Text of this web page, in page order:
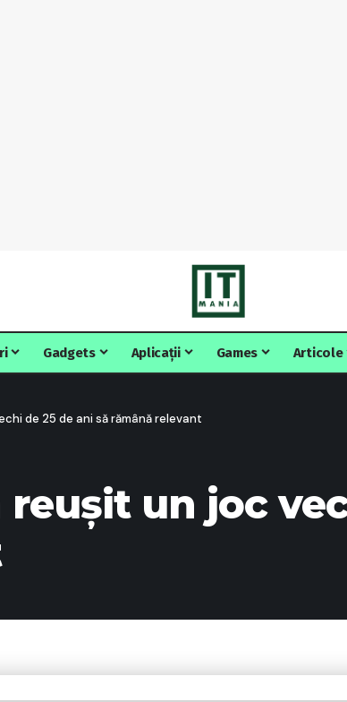
Gadgets Aplicații Games Articole
de 25 de ani să rămână relevant
reușit un joc